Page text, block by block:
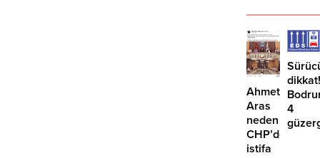
Ahmet
Aras
neden
CHP’den
istifa
dikkat!
4